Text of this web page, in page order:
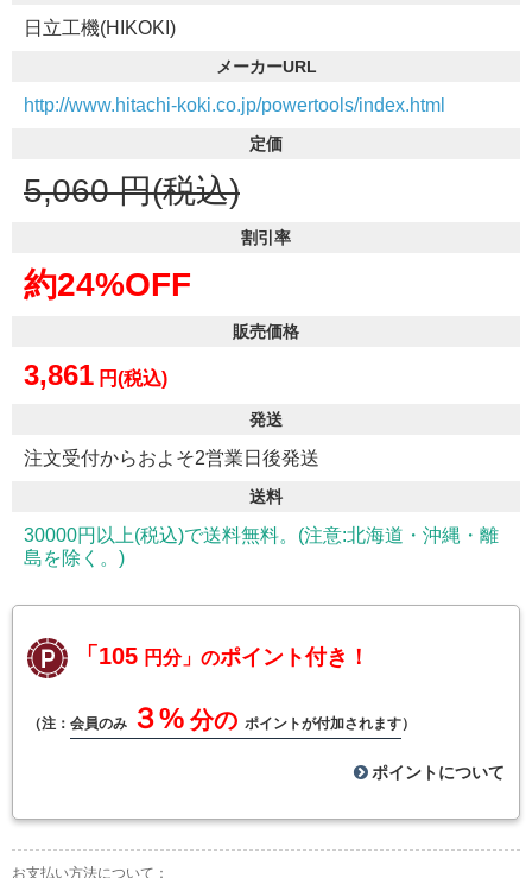
日立工機(HIKOKI)
メーカーURL
http://www.hitachi-koki.co.jp/powertools/index.html
定価
5,060 円(税込)
割引率
約24%OFF
販売価格
3,861 円(税込)
発送
注文受付からおよそ2営業日後発送
送料
30000円以上(税込)で送料無料。(注意:北海道・沖縄・離
島を除く。)
「105 円分」のポイント付き！
（注： 会員のみ ３% 分の ポイントが付加されます）
ポイントについて
お支払い方法について：